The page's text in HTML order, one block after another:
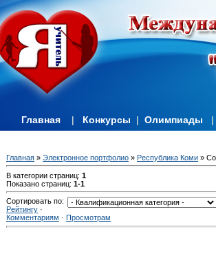
Главная | Конкурсы | Олимпиады |
Главная » Электронное портфолио » Республика Коми »
В категории страниц: 1
Показано страниц: 1-1
Сортировать по:
Рейтингу ·
Комментариям · Просмотрам